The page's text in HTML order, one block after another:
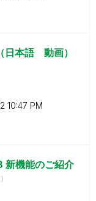
日本語 動画）
10:47 PM
機能のご紹介
)